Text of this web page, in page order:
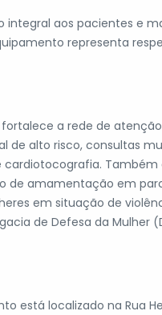
integral aos pacientes e
representa
a rede de
alto risco, consultas
cardiotocografia.
de amamentação em
em situação de
de Defesa da Mulher
está localizado na Rua